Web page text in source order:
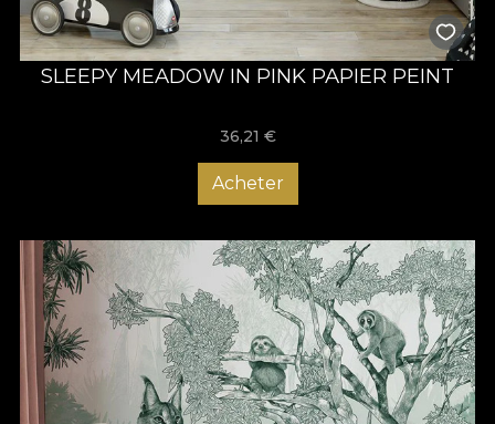
SLEEPY MEADOW IN PINK PAPIER PEINT
36,21 €
Acheter